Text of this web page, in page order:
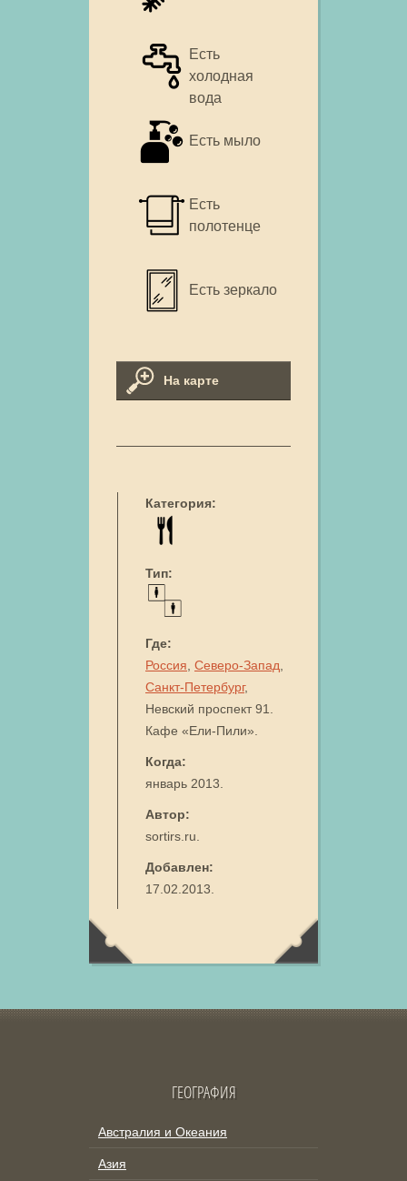
Есть
холодная
вода
Есть мыло
Есть
полотенце
Есть зеркало
На карте
Категория:
Тип:
Где:
Россия Северо-Запад
Санкт-Петербург,
Невский проспект 91.
Кафе «Ели-Пили».
Когда:
январь 2013.
Автор:
sortirs.ru.
Добавлен:
17.02.2013.
ГЕОГРАФИЯ
Австралия и Океания
Азия